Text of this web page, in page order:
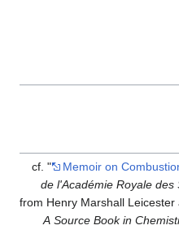
cf. " Memoir on
de l'Académie Royale des
from Henry Marshall Leicester
A Source Book in